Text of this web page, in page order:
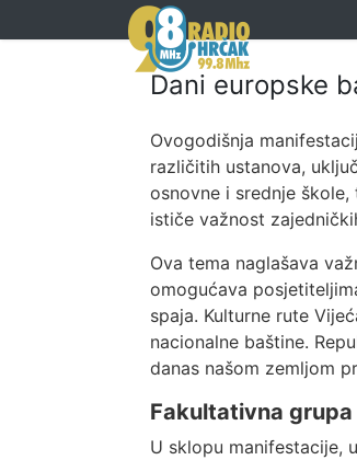
Dani europske
Ovogodišnja
različitih ustanova,
osnovne i srednje
ističe važnost
Ova tema naglašava
omogućava
spaja. Kulturne rute
nacionalne baštine.
danas našom zemljom
Fakultativna grupa
U sklopu manifestacije,